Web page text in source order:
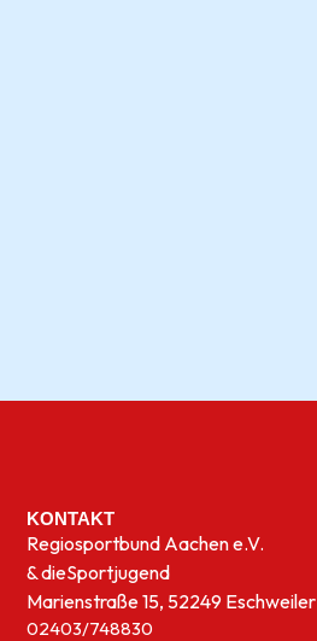
KONTAKT
Regiosportbund Aachen e.V.
& dieSportjugend
Marienstraße 15, 52249 Eschweiler
02403/748830